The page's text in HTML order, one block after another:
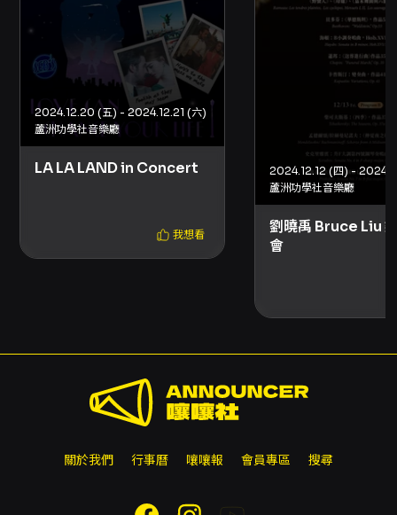
2024.12.20 (五) - 2024.12.21 (六)
蘆洲功學社音樂廳
LA LA LAND in Concert
我想看
2024.12.12 (四) -
蘆洲功學社音樂廳
劉曉禹 Bruce Liu
會
關於我們 行事曆 嚷嚷報 會員專區 搜尋